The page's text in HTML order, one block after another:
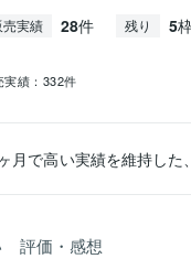
売実績 28件 残り 5
績： 332件
月で高い実績を維持し
評価・感想